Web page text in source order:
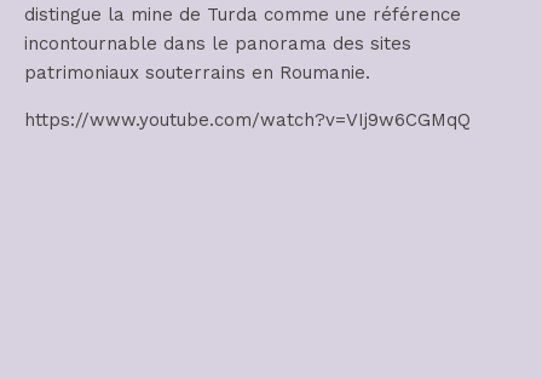
distingue la mine de Turda comme une référence
incontournable dans le panorama des sites
patrimoniaux souterrains en Roumanie.
https://www.youtube.com/watch?v=VIj9w6CGMqQ